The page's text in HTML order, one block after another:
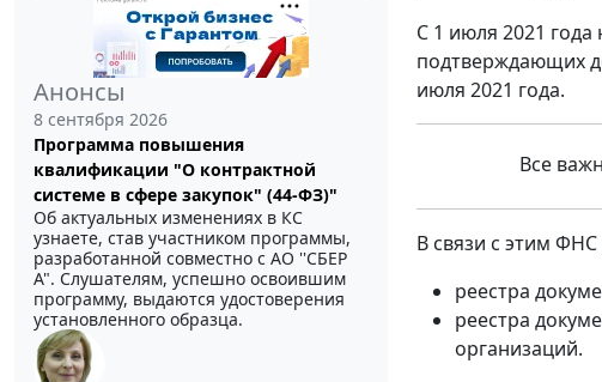
Анонсы
8 сентября 2026
Программа повышения
квалификации "О контрактной
системе в сфере закупок" (44-ФЗ)"
Об актуальных изменениях в КС
узнаете, став участником программы,
разработанной совместно с АО ''СБЕР
А". Слушателям, успешно освоившим
программу, выдаются удостоверения
установленного образца.
С 1 июля 2021
подтверждающих
июля 2021 года.
Все
В связи с этим
реестра
реестра
организаций.